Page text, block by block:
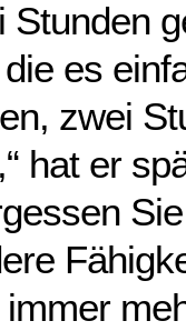
Stunden
es
zwei
hat er